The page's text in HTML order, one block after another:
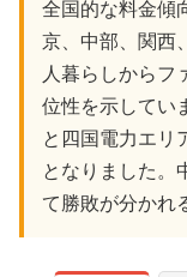
全国的な料金傾
京、中部、関西
人暮らしからフ
位性を示してい
と四国電力エリ
となりました。
て勝敗が分かれ